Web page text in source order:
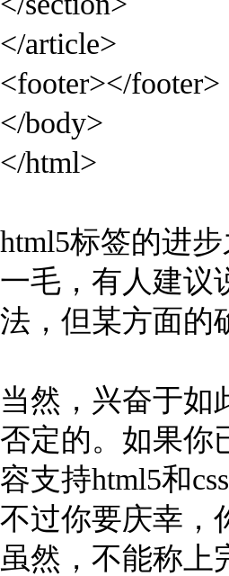
</article>
<footer></footer>
</body>
</html>
html5标签的进
一毛，有人建议
法，但某方面的
当然，兴奋于如
否定的。如果你
容支持html5和
不过你要庆幸，
虽然，不能称上